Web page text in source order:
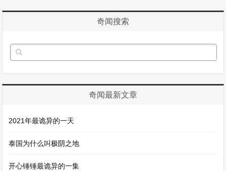
奇闻搜索
奇闻最新文章
2021年最诡异的一天
泰国为什么叫极阴之地
开心锤锤最诡异的一集